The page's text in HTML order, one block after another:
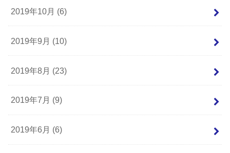
2019年10月 (6)
2019年9月 (10)
2019年8月 (23)
2019年7月 (9)
2019年6月 (6)